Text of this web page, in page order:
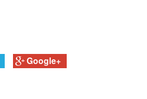
Google+